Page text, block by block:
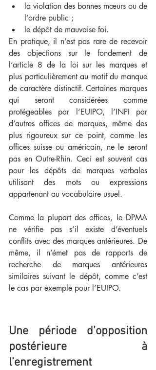
la violation des bonnes mœurs ou de
l’ordre public ;
le dépôt de mauvaise foi.
En pratique, il n’est pas rare de recevoir
des objections sur le fondement de
l’article 8 de la loi sur les marques et
plus particulièrement au motif du manque
de caractère distinctif. Certaines marques
qui seront considérées comme
protégeables par l’EUIPO, l’INPI par
d’autres offices de marques, même des
plus rigoureux sur ce point, comme les
offices suisse ou américain, ne le seront
pas en Outre-Rhin. Ceci est souvent cas
pour les dépôts de marques verbales
utilisant des mots ou expressions
appartenant au vocabulaire usuel.
Comme la plupart des offices, le DPMA
ne vérifie pas s’il existe d’éventuels
conflits avec des marques antérieures. De
même, il n’émet pas de rapports de
recherche de marques antérieures
similaires suivant le dépôt, comme c’est
le cas par exemple pour l’EUIPO.
Une période d’opposition
postérieure à
l’enregistrement